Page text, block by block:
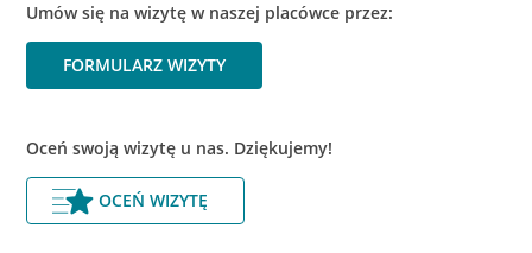
Umów się na wizytę w naszej placówce przez:
FORMULARZ WIZYTY
Oceń swoją wizytę u nas. Dziękujemy!
OCEŃ WIZYTĘ